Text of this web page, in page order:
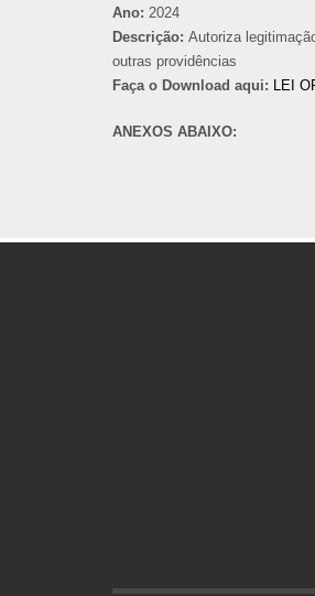
Ano: 2024
Descrição: Autoriza
outras providências
Faça o Download aqui: LEI
ANEXOS ABAIXO: